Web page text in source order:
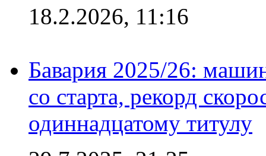
18.2.2026, 11:16
Бавария 2025/26:
со старта, рекорд
одиннадцатому титулу